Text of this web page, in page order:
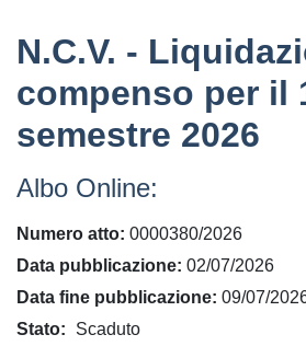
N.C.V. -
compenso per il
semestre 2026
Albo Online:
Numero atto 0000380/2026
Data pubblicazione 02/07/2026
Data fine pubblicazione 09/07/
Stato
Scaduto